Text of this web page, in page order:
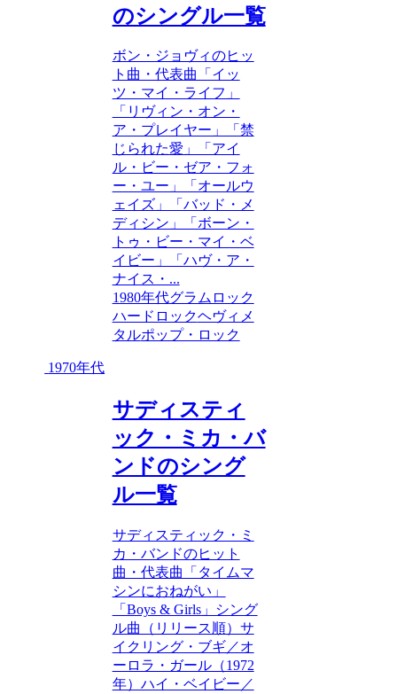
のシングル一覧
ボン・ジョヴィのヒッ
ト曲・代表曲「イッ
ツ・マイ・ライフ」
「リヴィン・オン・
ア・プレイヤー」「禁
じられた愛」「アイ
ル・ビー・ゼア・フォ
ー・ユー」「オールウ
ェイズ」「バッド・メ
ディシン」「ボーン・
トゥ・ビー・マイ・ベ
イビー」「ハヴ・ア・
ナイス・...
1980年代グラムロック
ハードロックヘヴィメ
タルポップ・ロック
1970年代
サディスティ
ック・ミカ・バ
ンドのシング
ル一覧
サディスティック・ミ
カ・バンドのヒット
曲・代表曲「タイムマ
シンにおねがい」
「Boys & Girls」シング
ル曲（リリース順）サ
イクリング・ブギ／オ
ーロラ・ガール（1972
年）ハイ・ベイビー／